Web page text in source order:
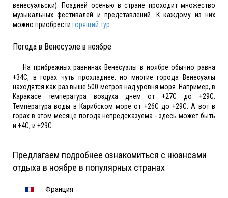
венесуэльски). Поздней осенью в стране проходит множество
музыкальных фестивалей и представлений. К каждому из них
можно приобрести горящий тур
Погода в Венесуэле в ноябре
На прибрежных равнинах Венесуэлы в ноябре обычно равна
+34С, в горах чуть прохладнее, но многие города Венесуэлы
находятся как раз выше 500 метров над уровня моря. Например, в
Каракасе температура воздуха днем от +27С до +29С.
Температура воды в Карибском море от +26С до +29С. А вот в
горах в этом месяце погода непредсказуема - здесь может быть
и +4С, и +29С.
Предлагаем подробнее ознакомиться с нюансами
отдыха в ноябре в популярных странах
Франция